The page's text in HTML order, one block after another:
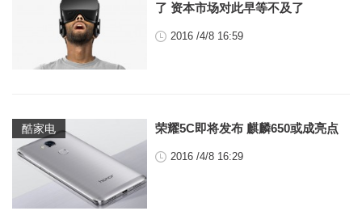
了 资本市场对此早等不及了
2016 /4/8 16:59
酷家电 荣耀5C即将发布 麒麟650或成亮点
2016 /4/8 16:29